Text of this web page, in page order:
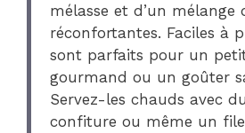
mélasse et d’un mélange
réconfortantes. Faciles à
sont parfaits pour un
gourmand ou un goûter
Servez-les chauds avec
confiture ou même un